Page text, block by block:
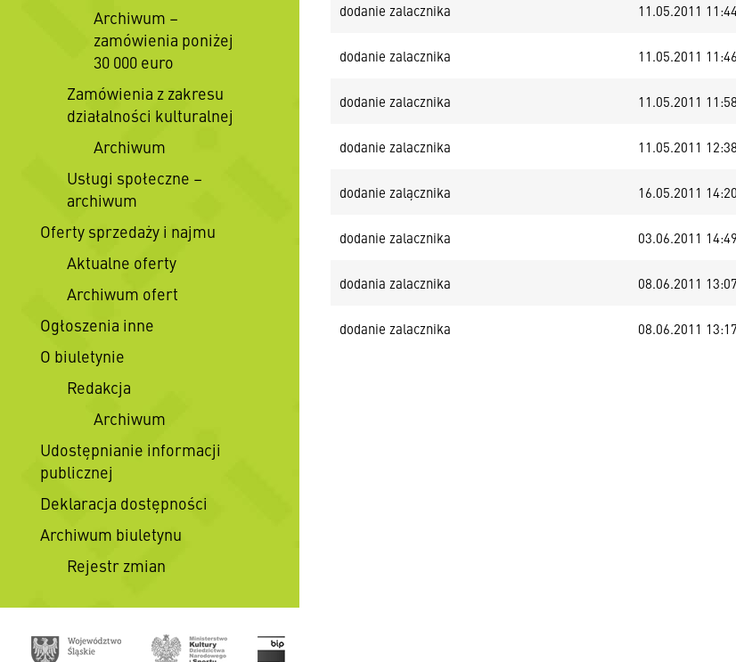
Archiwum –
zamówienia poniżej
30 000 euro
Zamówienia z zakresu
działalności kulturalnej
Archiwum
Usługi społeczne –
archiwum
Oferty sprzedaży i najmu
Aktualne oferty
Archiwum ofert
Ogłoszenia inne
O biuletynie
Redakcja
Archiwum
Udostępnianie informacji
publicznej
Deklaracja dostępności
Archiwum biuletynu
Rejestr zmian
dodanie zalacznika 11.05.2011
dodanie zalacznika 11.05.2011
dodanie zalacznika 11.05.2011
dodanie zalacznika 11.05.2011
dodanie zalącznika 16.05.2011
dodanie zalacznika 03.06.2011
dodania zalacznika 08.06.2011
dodanie zalacznika 08.06.2011